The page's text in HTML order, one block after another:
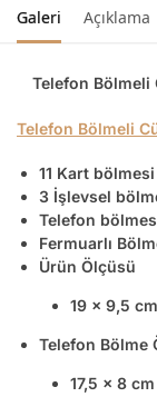
Galeri Açıklama
Telefon Bölmeli
Telefon Bölmeli
11 Kart bölmesi
3 İşlevsel
Telefon
Fermuarlı
Ürün Ölçüsü
19 x 9,5
Telefon Bölme
17,5 x 8